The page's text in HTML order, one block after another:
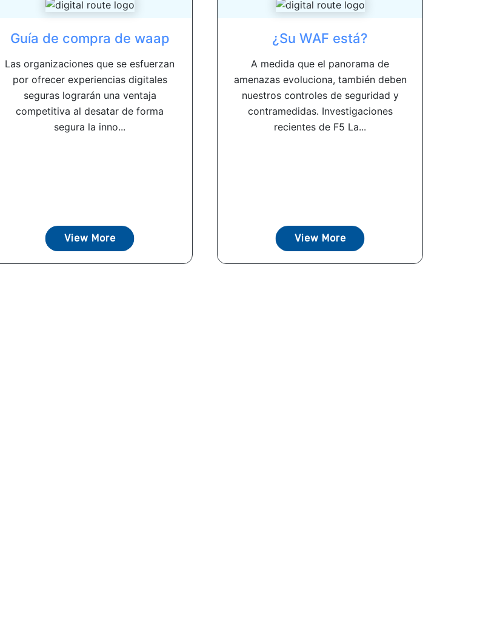
Guía de compra de waap
Las organizaciones que se esfuerzan
por ofrecer experiencias digitales
seguras lograrán una ventaja
competitiva al desatar de forma
segura la inno...
View More
¿Su WAF está?
A medida que el panorama de
amenazas evoluciona, también deben
nuestros controles de seguridad y
contramedidas. Investigaciones
recientes de F5 La...
View More